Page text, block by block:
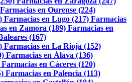
Farmacias en Ourense (224)
Farmacias en Lugo (217) Farmacias
en Zamora (189) Farmacias en
(167)
Farmacias en La Rioja (152)
Farmacias en Álava (136)
Farmacias en Cáceres (120)
Farmacias en Palencia (113)